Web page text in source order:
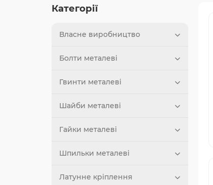
Категорії
Власне виробництво
Болти металеві
Гвинти металеві
Шайби металеві
Гайки металеві
Шпильки металеві
Латунне кріплення